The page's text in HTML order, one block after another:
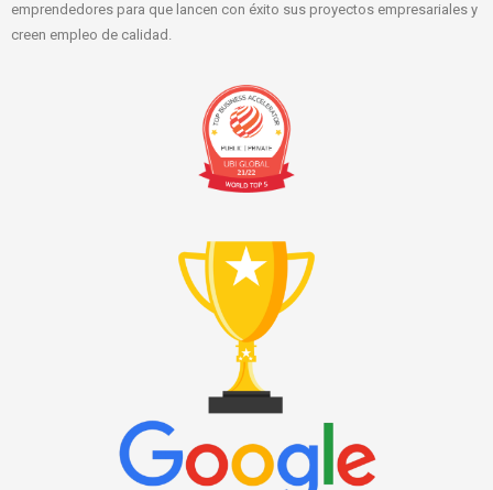
emprendedores para que lancen con éxito sus proyectos empresariales y
creen empleo de calidad.